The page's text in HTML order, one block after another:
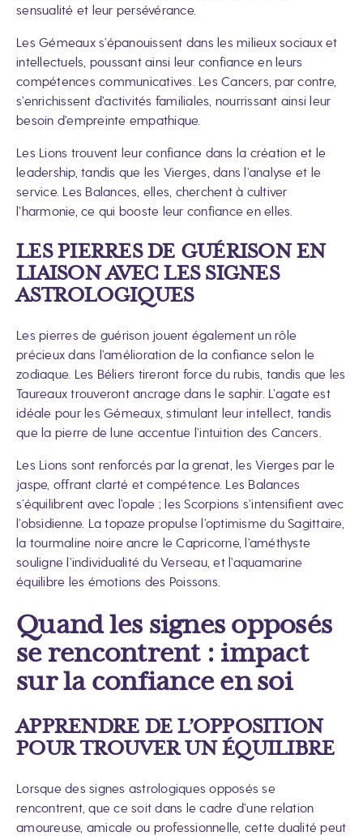
sensualité et leur persévérance.
Les Gémeaux s’épanouissent dans les milieux sociaux et
intellectuels, poussant ainsi leur confiance en leurs
compétences communicatives. Les Cancers, par contre,
s’enrichissent d’activités familiales, nourrissant ainsi leur
besoin d’empreinte empathique.
Les Lions trouvent leur confiance dans la création et le
leadership, tandis que les Vierges, dans l’analyse et le
service. Les Balances, elles, cherchent à cultiver
l’harmonie, ce qui booste leur confiance en elles.
LES PIERRES DE GUÉRISON EN
LIAISON AVEC LES SIGNES
ASTROLOGIQUES
Les pierres de guérison jouent également un rôle
précieux dans l’amélioration de la confiance selon le
zodiaque. Les Béliers tireront force du rubis, tandis que les
Taureaux trouveront ancrage dans le saphir. L’agate est
idéale pour les Gémeaux, stimulant leur intellect, tandis
que la pierre de lune accentue l’intuition des Cancers.
Les Lions sont renforcés par la grenat, les Vierges par le
jaspe, offrant clarté et compétence. Les Balances
s’équilibrent avec l’opale ; les Scorpions s’intensifient avec
l’obsidienne. La topaze propulse l’optimisme du Sagittaire,
la tourmaline noire ancre le Capricorne, l’améthyste
souligne l’individualité du Verseau, et l’aquamarine
équilibre les émotions des Poissons.
Quand les signes opposés
se rencontrent : impact
sur la confiance en soi
APPRENDRE DE L’OPPOSITION
POUR TROUVER UN ÉQUILIBRE
Lorsque des signes astrologiques opposés se
rencontrent, que ce soit dans le cadre d’une relation
amoureuse, amicale ou professionnelle, cette dualité peut